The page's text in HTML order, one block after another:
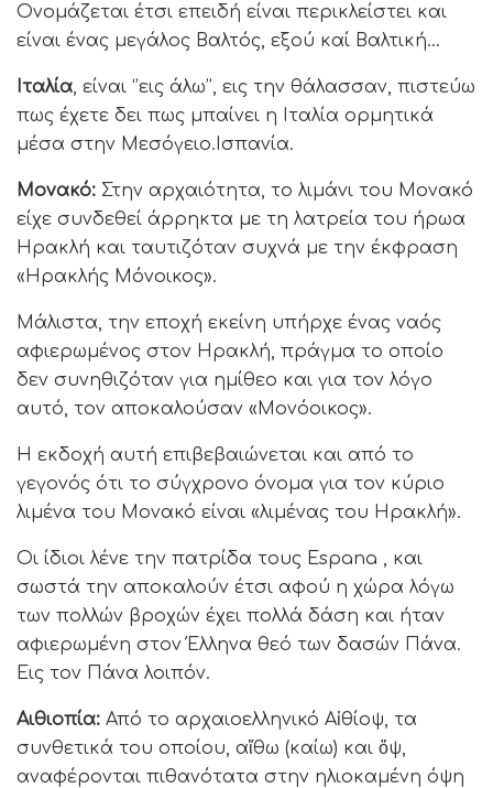
Ονομάζεται έτσι επειδή είναι περικλείστει και
είναι ένας μεγάλος Βαλτός, εξού καί Βαλτική…
Ιταλία, είναι ‘’εις άλω’’, εις την θάλασσαν, πιστεύω
πως έχετε δει πως μπαίνει η Ιταλία ορμητικά
μέσα στην Μεσόγειο.Ισπανία.
Μονακό: Στην αρχαιότητα, το λιμάνι του Μονακό
είχε συνδεθεί άρρηκτα με τη λατρεία του ήρωα
Ηρακλή και ταυτιζόταν συχνά με την έκφραση
«Ηρακλής Μόνοικος».
Μάλιστα, την εποχή εκείνη υπήρχε ένας ναός
αφιερωμένος στον Ηρακλή, πράγμα το οποίο
δεν συνηθιζόταν για ημίθεο και για τον λόγο
αυτό, τον αποκαλούσαν «Μονόοικος».
Η εκδοχή αυτή επιβεβαιώνεται και από το
γεγονός ότι το σύγχρονο όνομα για τον κύριο
λιμένα του Μονακό είναι «λιμένας του Ηρακλή».
Οι ίδιοι λένε την πατρίδα τους Espana , και
σωστά την αποκαλούν έτσι αφού η χώρα λόγω
των πολλών βροχών έχει πολλά δάση και ήταν
αφιερωμένη στον Έλληνα θεό των δασών Πάνα.
Εις τον Πάνα λοιπόν.
Αιθιοπία: Από το αρχαιοελληνικό Αἰθίοψ, τα
συνθετικά του οποίου, αἴθω (καίω) και ὄψ,
αναφέρονται πιθανότατα στην ηλιοκαμένη όψη